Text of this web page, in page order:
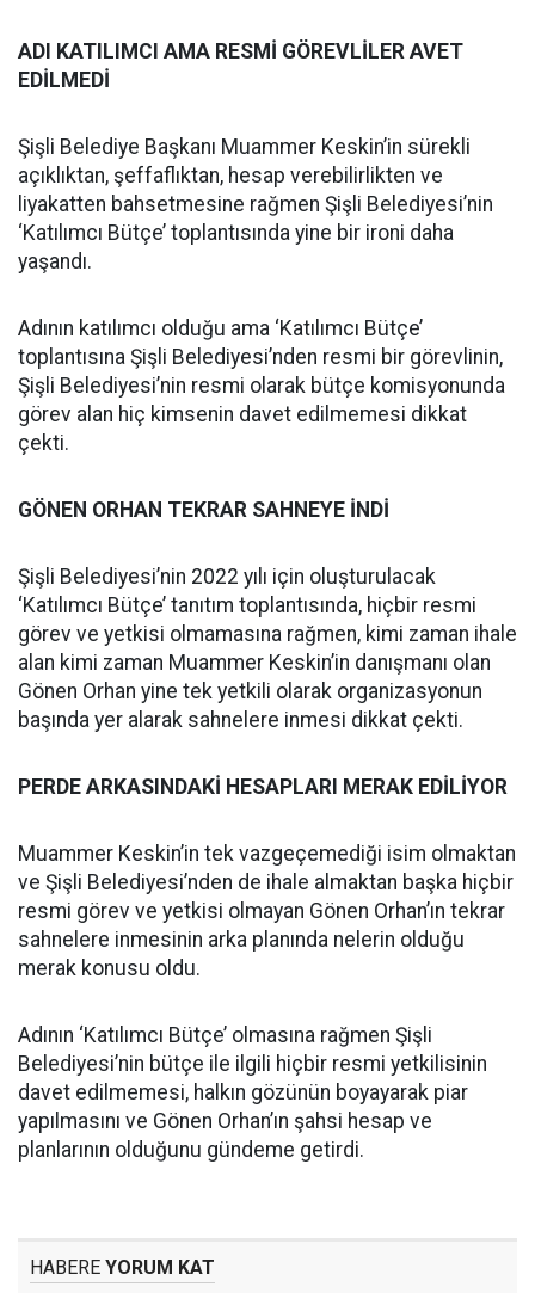
ADI KATILIMCI AMA RESMİ GÖREVLİLER AVET
EDİLMEDİ
Şişli Belediye Başkanı Muammer Keskin’in sürekli
açıklıktan, şeffaflıktan, hesap verebilirlikten ve
liyakatten bahsetmesine rağmen Şişli Belediyesi’nin
‘Katılımcı Bütçe’ toplantısında yine bir ironi daha
yaşandı.
Adının katılımcı olduğu ama ‘Katılımcı Bütçe’
toplantısına Şişli Belediyesi’nden resmi bir görevlinin,
Şişli Belediyesi’nin resmi olarak bütçe komisyonunda
görev alan hiç kimsenin davet edilmemesi dikkat
çekti.
GÖNEN ORHAN TEKRAR SAHNEYE İNDİ
Şişli Belediyesi’nin 2022 yılı için oluşturulacak
‘Katılımcı Bütçe’ tanıtım toplantısında, hiçbir resmi
görev ve yetkisi olmamasına rağmen, kimi zaman ihale
alan kimi zaman Muammer Keskin’in danışmanı olan
Gönen Orhan yine tek yetkili olarak organizasyonun
başında yer alarak sahnelere inmesi dikkat çekti.
PERDE ARKASINDAKİ HESAPLARI MERAK EDİLİYOR
Muammer Keskin’in tek vazgeçemediği isim olmaktan
ve Şişli Belediyesi’nden de ihale almaktan başka hiçbir
resmi görev ve yetkisi olmayan Gönen Orhan’ın tekrar
sahnelere inmesinin arka planında nelerin olduğu
merak konusu oldu.
Adının ‘Katılımcı Bütçe’ olmasına rağmen Şişli
Belediyesi’nin bütçe ile ilgili hiçbir resmi yetkilisinin
davet edilmemesi, halkın gözünün boyayarak piar
yapılmasını ve Gönen Orhan’ın şahsi hesap ve
planlarının olduğunu gündeme getirdi.
HABERE YORUM KAT